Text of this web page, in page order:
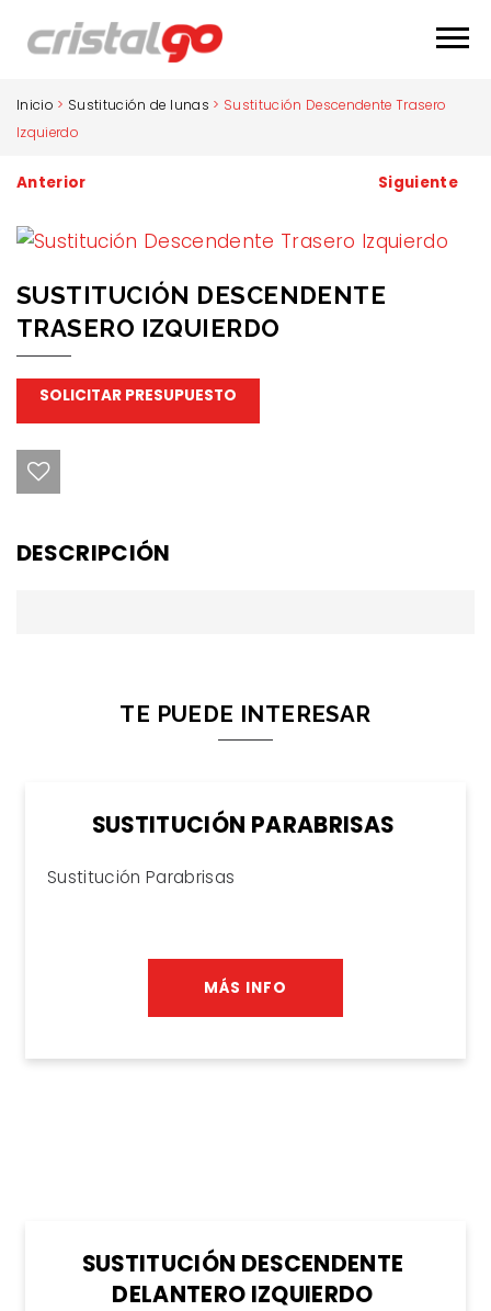
Inicio > Sustitución de lunas > Sustitución Descendente Trasero
Izquierdo
Anterior Siguiente
SUSTITUCIÓN DESCENDENTE
TRASERO IZQUIERDO
SOLICITAR PRESUPUESTO
DESCRIPCIÓN
TE PUEDE INTERESAR
SUSTITUCIÓN PARABRISAS
Sustitución Parabrisas
MÁS INFO
SUSTITUCIÓN DESCENDENTE
DELANTERO IZQUIERDO